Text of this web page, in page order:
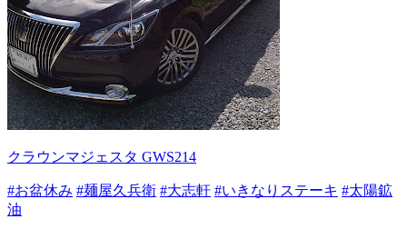
クラウンマジェスタ GWS214
#お盆休み #麺屋久兵衛 #大志軒 #いきなりステーキ #太陽鉱
油